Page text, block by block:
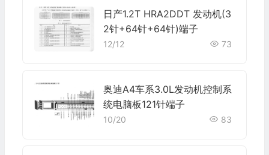
日产1.2T HRA2DDT 发动机(3
2针+64针+64针)端子
12/12 73
奥迪A4车系3.0L发动机控制系
统电脑板121针端子
10/20 83